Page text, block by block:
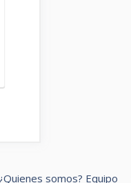
somos? Equipo